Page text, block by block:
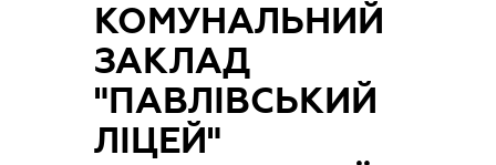
КОМУНАЛЬНИЙ
ЗАКЛАД
"ПАВЛІВСЬКИЙ
ЛІЦЕЙ"